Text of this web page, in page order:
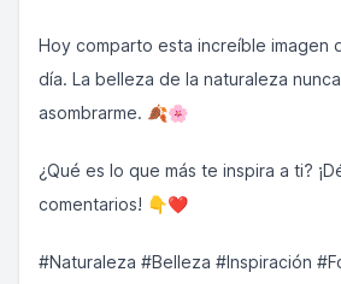
Hoy comparto esta increíble imagen
día. La belleza de la naturaleza
asombrarme. 🍂🌸
¿Qué es lo que más te inspira a ti?
comentarios! 👇❤️
#Naturaleza #Belleza #Inspiración